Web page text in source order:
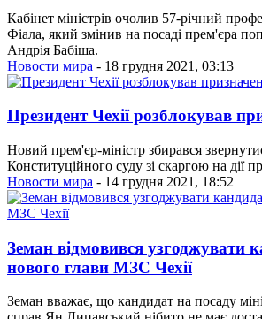
Кабінет міністрів очолив 57-річний
Фіала, який змінив на посаді прем'єра
Андрія Бабіша.
Новости мира - 18 грудня 2021, 03:13
Президент Чехії розблокував
Новий прем'єр-міністр збирався
Конституційного суду зі скаргою на дії
Новости мира - 14 грудня 2021, 18:52
Земан відмовився узгоджувати
нового глави МЗС Чехії
Земан вважає, що кандидат на посаду